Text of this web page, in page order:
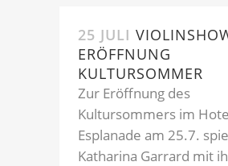
25 JULI
ERÖFFNUNG
KULTURSOMMER
Zur Eröffnung des
Kultursommers im
Esplanade am 25.7.
Katharina Garrard mit